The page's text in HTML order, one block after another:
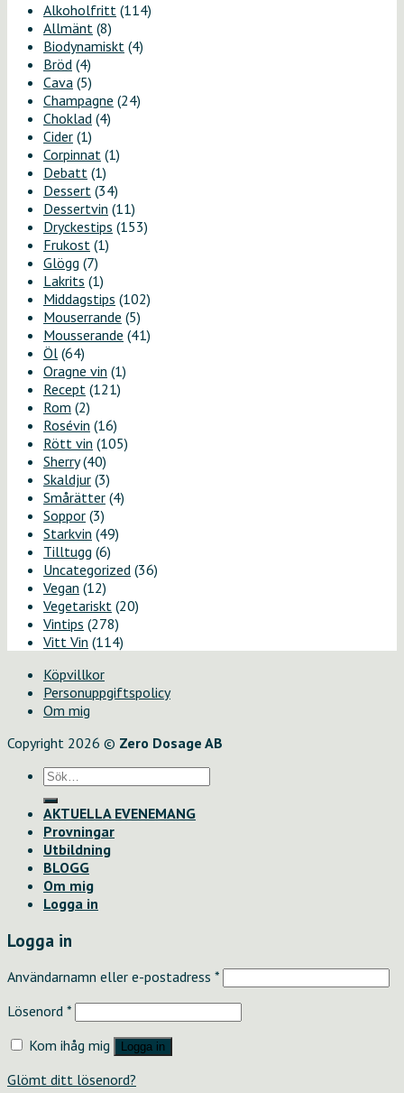
Alkoholfritt (114)
Allmänt (8)
Biodynamiskt (4)
Bröd (4)
Cava (5)
Champagne (24)
Choklad (4)
Cider (1)
Corpinnat (1)
Debatt (1)
Dessert (34)
Dessertvin (11)
Dryckestips (153)
Frukost (1)
Glögg (7)
Lakrits (1)
Middagstips (102)
Mouserrande (5)
Mousserande (41)
Öl (64)
Oragne vin (1)
Recept (121)
Rom (2)
Rosévin (16)
Rött vin (105)
Sherry(40)
Skaldjur (3)
Smårätter (4)
Soppor (3)
Starkvin (49)
Tilltugg (6)
Uncategorized (36)
Vegan (12)
Vegetariskt (20)
Vintips (278)
Vitt Vin (114)
Köpvillkor
Personuppgiftspolicy
Om mig
Copyright 2026 © Zero Dosage AB
Sök
AKTUELLA EVENEMANG
Provningar
Utbildning
BLOGG
Om mig
Logga in
Logga in
Användarnamn eller e-postadress *
Lösenord *
Kom ihåg mig
Logga in
Glömt ditt lösenord?